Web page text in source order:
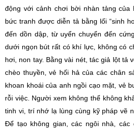
động với cảnh chơi bời nhàn tảng của
bức tranh được diễn tả bằng lối “sinh
đến dồn dập, từ uyển chuyển đến
dưới ngọn bút rất có khí lực, không có
hơi, non tay. Bằng vài nét, tác giả lột tả
chèo thuyền, vẻ hối hả của các chân
khoan khoái của anh ngồi cạo mặt, vẻ
rỗi việc. Người xem không thể không
tinh vi, trí nhớ lạ lùng cùng kỹ pháp vẽ
Để tạo không gian, các ngôi nhà, các